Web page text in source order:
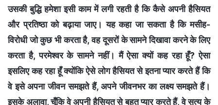
उसकी बुद्धि हमेशा इसी काम में लगी रहती है कि कैसे अपनी हैसियत
और प्रतिष्ठा को बढ़ाया जाए। यह कहा जा सकता है कि मसीह-
विरोधी जो कुछ भी करता है, वह दूसरों के सामने दिखावा करने के लिए
करता है, परमेश्वर के सामने नहीं। मैं ऐसा क्यों कह रहा हूँ? ऐसा
इसलिए कह रहा हूँ क्योंकि ऐसे लोग हैसियत से इतना प्यार करते हैं कि
वे इसे अपना जीवन समझते हैं, अपने जीवनभर का लक्ष्य समझते हैं।
इसके अलावा, चूँकि वे अपनी हैसियत से बहुत प्यार करते हैं, वे सत्य के